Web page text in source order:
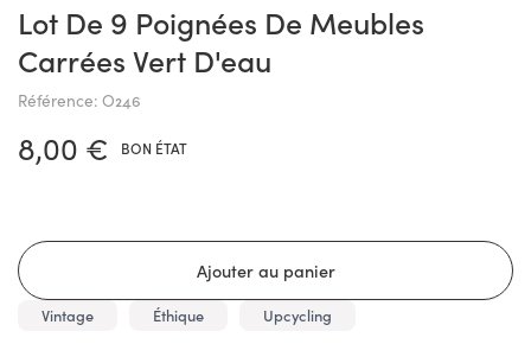
Lot De 9 Poignées De Meubles
Carrées Vert D'eau
Référence: O246
8,00 € BON ÉTAT
Vintage Éthique Upcycling